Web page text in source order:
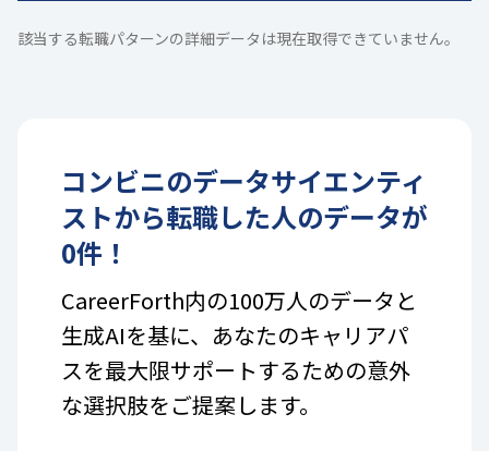
該当する転職パターンの詳細データは現在取得できていません。
コンビニのデータサイエンティ
ストから転職した人のデータが
0件！
CareerForth内の100万人のデータと
生成AIを基に、あなたのキャリアパ
スを最大限サポートするための意外
な選択肢をご提案します。